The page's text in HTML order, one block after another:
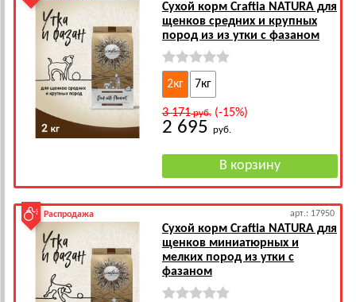
Сухой корм Craftia NATURA для
щенков средних и крупных
пород из из утки с фазаном
2кг 7кг
3 171руб.(-15%)
2 695 руб.
Распродажа арт.: 17950
Сухой корм Craftia NATURA для
щенков миниатюрных и
мелких пород из утки с
фазаном